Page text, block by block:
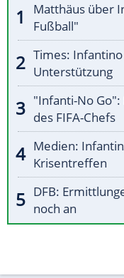
Matthäus über
Fußball"
Times:
Unterstützung
"Infanti-No
des FIFA-Chefs
Medien:
Krisentreffen
DFB:
noch an